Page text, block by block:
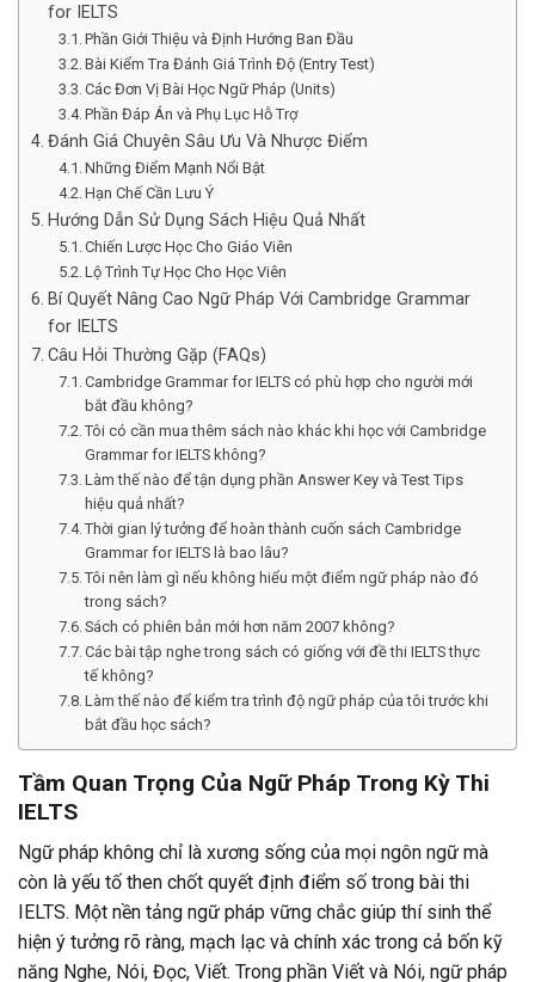
for IELTS
Phần Giới Thiệu và Định Hướng Ban Đầu
Bài Kiểm Tra Đánh Giá Trình Độ (Entry Test)
Các Đơn Vị Bài Học Ngữ Pháp (Units)
Phần Đáp Án và Phụ Lục Hỗ Trợ
Đánh Giá Chuyên Sâu Ưu Và Nhược Điểm
Những Điểm Mạnh Nổi Bật
Hạn Chế Cần Lưu Ý
Hướng Dẫn Sử Dụng Sách Hiệu Quả Nhất
Chiến Lược Học Cho Giáo Viên
Lộ Trình Tự Học Cho Học Viên
Bí Quyết Nâng Cao Ngữ Pháp Với Cambridge Grammar
for IELTS
Câu Hỏi Thường Gặp (FAQs)
Cambridge Grammar for IELTS có phù hợp cho người mới
bắt đầu không?
Tôi có cần mua thêm sách nào khác khi học với Cambridge
Grammar for IELTS không?
Làm thế nào để tận dụng phần Answer Key và Test Tips
hiệu quả nhất?
Thời gian lý tưởng để hoàn thành cuốn sách Cambridge
Grammar for IELTS là bao lâu?
Tôi nên làm gì nếu không hiểu một điểm ngữ pháp nào đó
trong sách?
Sách có phiên bản mới hơn năm 2007 không?
Các bài tập nghe trong sách có giống với đề thi IELTS thực
tế không?
Làm thế nào để kiểm tra trình độ ngữ pháp của tôi trước khi
bắt đầu học sách?
Tầm Quan Trọng Của Ngữ Pháp Trong Kỳ Thi
IELTS
Ngữ pháp không chỉ là xương sống của mọi ngôn ngữ mà
còn là yếu tố then chốt quyết định điểm số trong bài thi
IELTS. Một nền tảng ngữ pháp vững chắc giúp thí sinh thể
hiện ý tưởng rõ ràng, mạch lạc và chính xác trong cả bốn kỹ
năng Nghe, Nói, Đọc, Viết. Trong phần Viết và Nói, ngữ pháp